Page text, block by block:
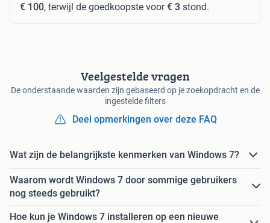
€ 100, terwijl de goedkoopste voor€ 3 stond.
Veelgestelde vragen
De onderstaande waarden zijn gebaseerd op je zoekopdracht en de
ingestelde filters
Deel opmerkingen over deze FAQ
Wat zijn de belangrijkste kenmerken van Windows 7?
Waarom wordt Windows 7 door sommige gebruikers
nog steeds gebruikt?
Hoe kun je Windows 7 installeren op een nieuwe